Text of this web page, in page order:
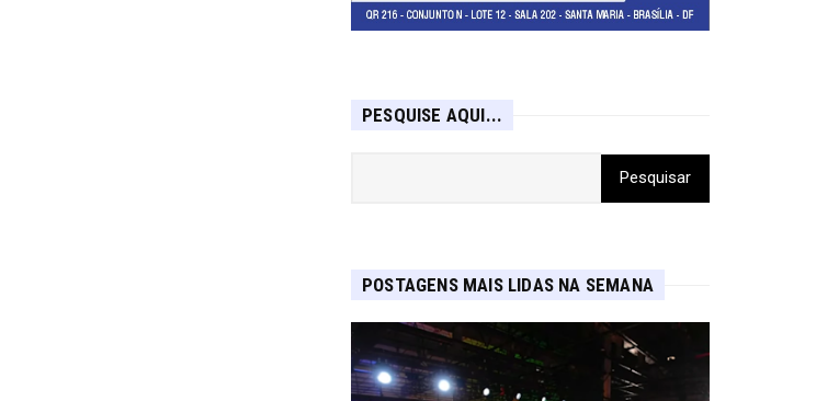
PESQUISE AQUI...
POSTAGENS MAIS LIDAS NA SEMANA